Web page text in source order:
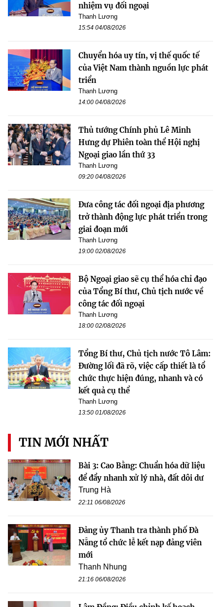
nhiệm vụ đối ngoại
Thanh Lương
15:54 04/08/2026
Chuyển hóa uy tín, vị thế quốc tế
của Việt Nam thành nguồn lực phát
triển
Thanh Lương
14:00 04/08/2026
Thủ tướng Chính phủ Lê Minh
Hưng dự Phiên toàn thể Hội nghị
Ngoại giao lần thứ 33
Thanh Lương
09:20 04/08/2026
Đưa công tác đối ngoại địa phương
trở thành động lực phát triển trong
giai đoạn mới
Thanh Lương
19:00 02/08/2026
Bộ Ngoại giao sẽ cụ thể hóa chỉ đạo
của Tổng Bí thư, Chủ tịch nước về
công tác đối ngoại
Thanh Lương
18:00 02/08/2026
Tổng Bí thư, Chủ tịch nước Tô Lâm:
Đường lối đã rõ, việc cấp thiết là tổ
chức thực hiện đúng, nhanh và có
kết quả cụ thể
Thanh Lương
13:50 01/08/2026
TIN MỚI NHẤT
Bài 3: Cao Bằng: Chuẩn hóa dữ liệu
để đẩy nhanh xử lý nhà, đất dôi dư
Trung Hà
22:11 06/08/2026
Đảng ủy Thanh tra thành phố Đà
Nẵng tổ chức lễ kết nạp đảng viên
mới
Thanh Nhung
21:16 06/08/2026